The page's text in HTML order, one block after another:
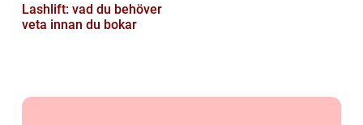
Lashlift: vad du behöver
veta innan du bokar